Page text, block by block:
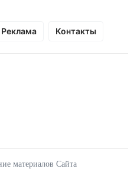
Реклама Контакты
материалов Сайта